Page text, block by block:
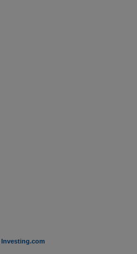
Investing.com